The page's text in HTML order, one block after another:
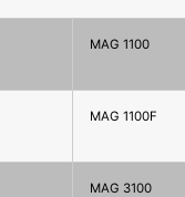
MAG 1100
MAG 1100F
MAG 3100